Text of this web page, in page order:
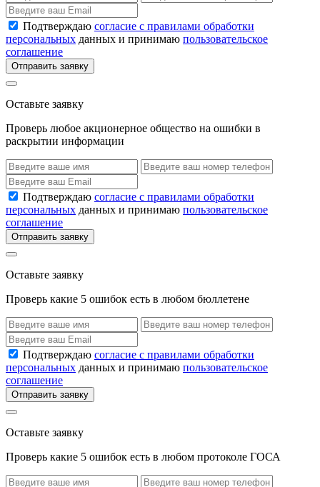
Подтверждаю согласие с правилами обработки
персональных данных и принимаю пользовательское
соглашение
Отправить заявку
Оставьте заявку
Проверь любое акционерное общество на ошибки в
раскрытии информации
Подтверждаю согласие с правилами обработки
персональных данных и принимаю пользовательское
соглашение
Отправить заявку
Оставьте заявку
Проверь какие 5 ошибок есть в любом бюллетене
Подтверждаю согласие с правилами обработки
персональных данных и принимаю пользовательское
соглашение
Отправить заявку
Оставьте заявку
Проверь какие 5 ошибок есть в любом протоколе ГОСА